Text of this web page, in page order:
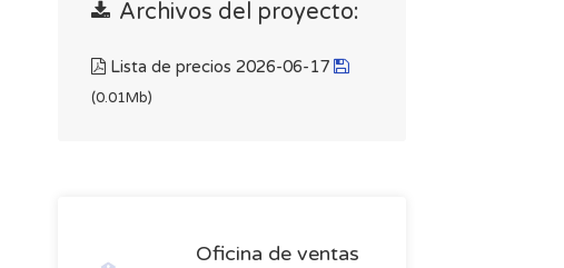
Archivos del proyecto:
Lista de precios 2026-06-17
(0.01Mb)
Oficina de ventas